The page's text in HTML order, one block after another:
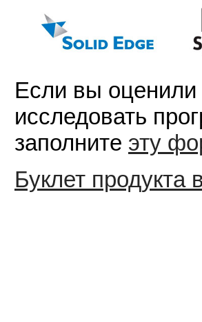
Если вы оценили
исследовать
заполните эту
Буклет продукта